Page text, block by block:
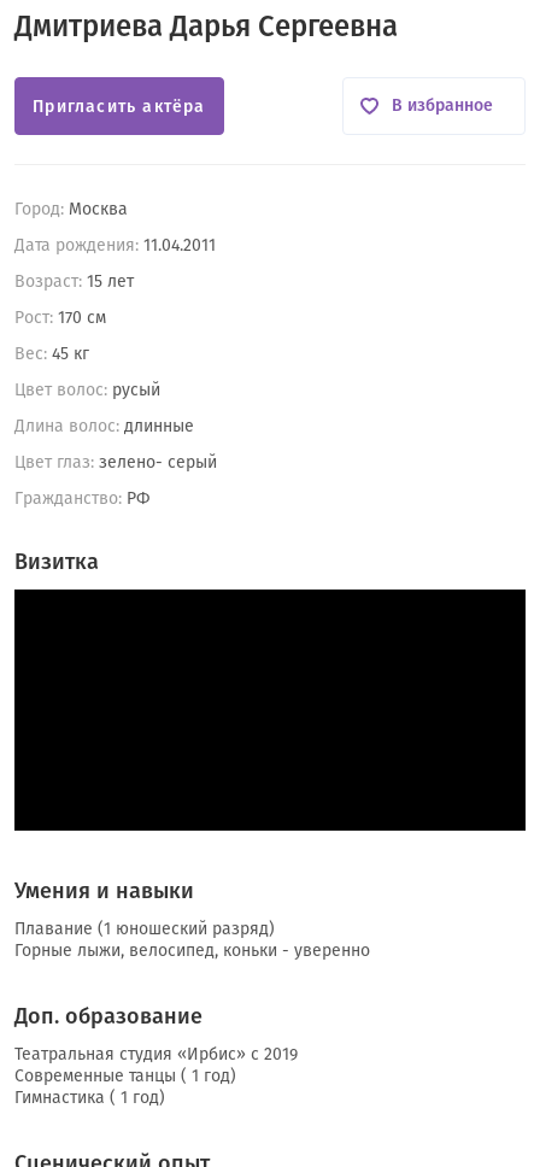
Дмитриева Дарья Сергеевна
Город: Москва
Дата рождения: 11.04.2011
Возраст: 15 лет
Рост: 170 см
Вес: 45 кг
Цвет волос: русый
Длина волос: длинные
Цвет глаз: зелено- серый
Гражданство: РФ
Пригласить актёра В избранное
Визитка
Умения и навыки
Плавание (1 юношеский разряд)
Горные лыжи, велосипед, коньки - уверенно
Доп. образование
Театральная студия «Ирбис» с 2019
Современные танцы ( 1 год)
Гимнастика ( 1 год)